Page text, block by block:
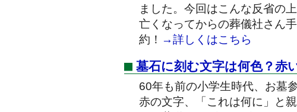
ました。今回はこんな反省の
亡くなってからの葬儀社さん
約！ →詳しくはこちら
墓石に刻む文字は何色？赤
60年も前の小学生時代、お墓
赤の文字、「これは何に」と